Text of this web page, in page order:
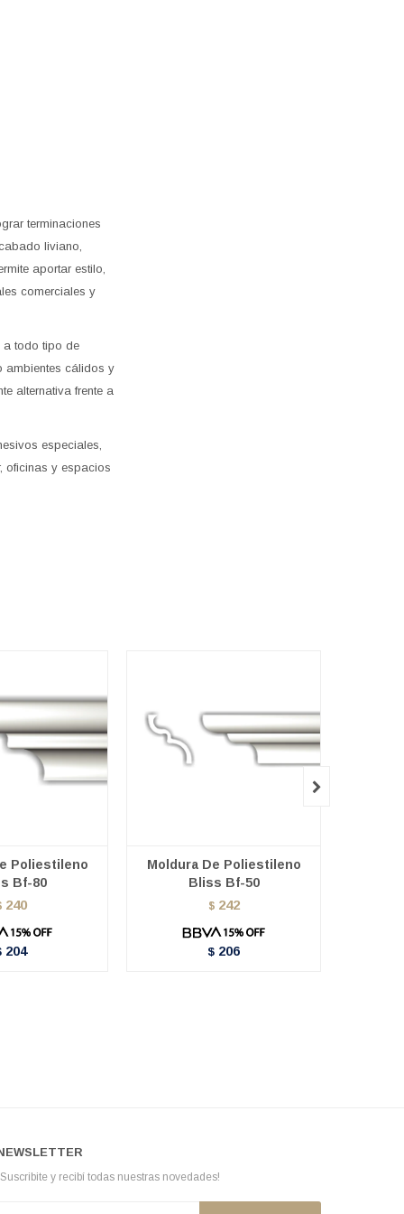
terminaciones
liviano,
aportar estilo,
comerciales y
a todo tipo de
ambientes cálidos y
alternativa frente a
especiales,
oficinas y espacios
Poliestileno
Bf-80
240
204
Moldura De Poliestileno
Bliss Bf-50
$ 242
$ 206

y recibí todas nuestras novedades!